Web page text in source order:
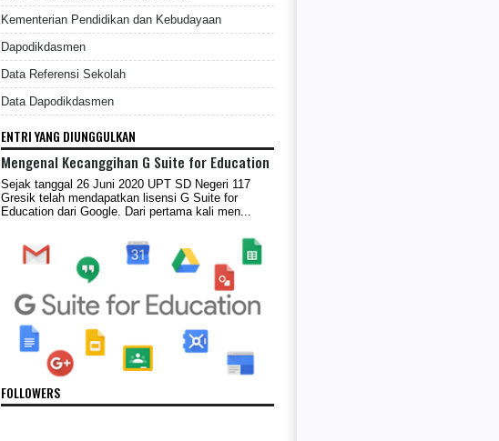
Kementerian Pendidikan dan Kebudayaan
Dapodikdasmen
Data Referensi Sekolah
Data Dapodikdasmen
ENTRI YANG DIUNGGULKAN
Mengenal Kecanggihan G Suite for Education
Sejak tanggal 26 Juni 2020 UPT SD Negeri 117
Gresik telah mendapatkan lisensi G Suite for
Education dari Google. Dari pertama kali men...
FOLLOWERS